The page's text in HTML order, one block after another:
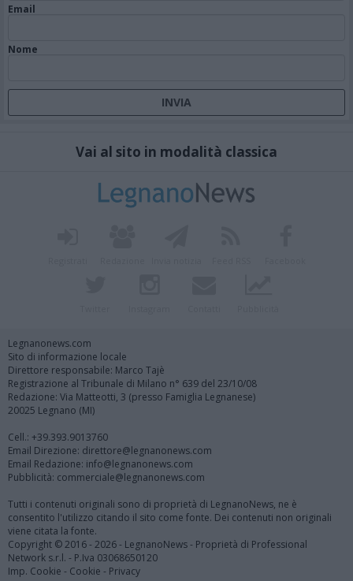
Email
Nome
Vai al sito in modalità classica
Legnanonews.com
Sito di informazione locale
Direttore responsabile: Marco Tajè
Registrazione al Tribunale di Milano n° 639 del 23/10/08
Redazione: Via Matteotti, 3 (presso Famiglia Legnanese)
20025 Legnano (MI)
Cell.: +39.393.9013760
Email Direzione: direttore@legnanonews.com
Email Redazione: info@legnanonews.com
Pubblicità: commerciale@legnanonews.com
Tutti i contenuti originali sono di proprietà di LegnanoNews, ne è
consentito l'utilizzo citando il sito come fonte. Dei contenuti non originali
viene citata la fonte.
Copyright © 2016 - 2026 - LegnanoNews - Proprietà di Professional
Network s.r.l. - P.Iva 03068650120
Imp. Cookie - Cookie - Privacy